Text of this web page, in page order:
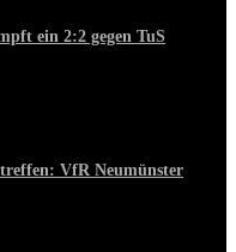
ein 2:2 gegen TuS
VfR Neumünster